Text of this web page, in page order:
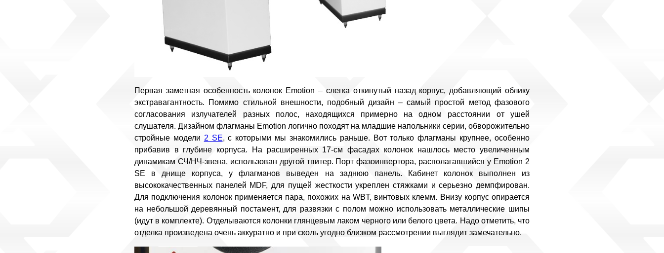
Первая заметная особенность колонок Emotion ‒ слегка откинутый назад корпус, добавляющий облику
экстравагантность. Помимо стильной внешности, подобный дизайн ‒ самый простой метод фазового
согласования излучателей разных полос, находящихся примерно на одном расстоянии от ушей
слушателя. Дизайном флагманы Emotion логично походят на младшие напольники серии, обворожительно
стройные модели 2 SE, с которыми мы знакомились раньше. Вот только флагманы крупнее, особенно
прибавив в глубине корпуса. На расширенных 17-см фасадах колонок нашлось место увеличенным
динамикам СЧ/НЧ-звена, использован другой твитер. Порт фазоинвертора, располагавшийся у Emotion 2
SE в днище корпуса, у флагманов выведен на заднюю панель. Кабинет колонок выполнен из
высококачественных панелей MDF, для пущей жесткости укреплен стяжками и серьезно демпфирован.
Для подключения колонок применяется пара, похожих на WBT, винтовых клемм. Внизу корпус опирается
на небольшой деревянный постамент, для развязки с полом можно использовать металлические шипы
(идут в комплекте). Отделываются колонки глянцевым лаком черного или белого цвета. Надо отметить, что
отделка произведена очень аккуратно и при сколь угодно близком рассмотрении выглядит замечательно.